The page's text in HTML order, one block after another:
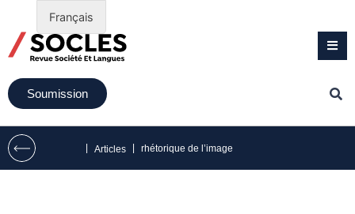
Soumission
Articles rhétorique de l’image
Français